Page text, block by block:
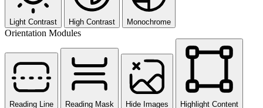
Light Contrast High Contrast Monochrome
Orientation Modules
Reading Line Reading Mask Hide Images Highlight Content